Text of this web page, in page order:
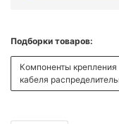
Подборки товаров:
Компоненты
кабеля